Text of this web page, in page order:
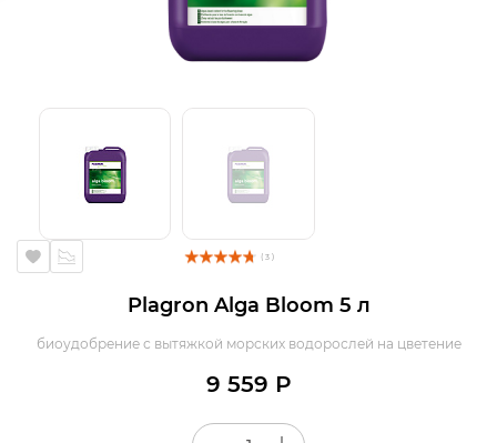
( 3 )
Plagron Alga Bloom 5 л
биоудобрение с вытяжкой морских водорослей на цветение
9 559 Р